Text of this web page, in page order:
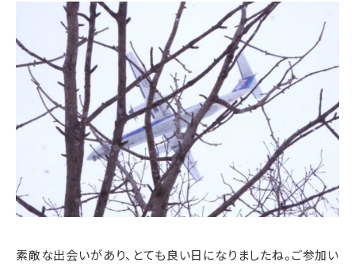
素敵な出会いがあり、とても良い日になりましたね。ご参加い